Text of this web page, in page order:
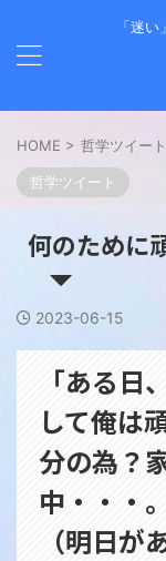
「迷
HOME > 哲学ツイート
哲学ツイート
何のために
2023-06-15
「ある日
して俺は
分の為？
中・・・
（明日が